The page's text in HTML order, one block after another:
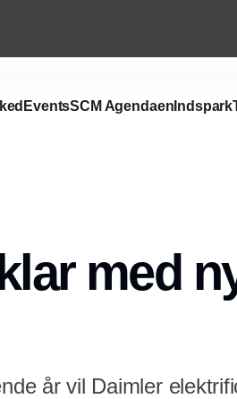
EventsSCM Agendaen Indspark
med
år vil Daimler